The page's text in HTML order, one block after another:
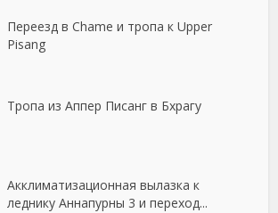
Переезд в Chame и тропа к Upper
Pisang
Тропа из Аппер Писанг в Бхрагу
Акклиматизационная вылазка к
леднику Аннапурны 3 и переход...